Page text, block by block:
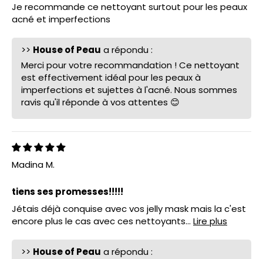
Je recommande ce nettoyant surtout pour les peaux
acné et imperfections
>> House of Peau a répondu :
Merci pour votre recommandation ! Ce nettoyant
est effectivement idéal pour les peaux à
imperfections et sujettes à l'acné. Nous sommes
ravis qu'il réponde à vos attentes 😊
Madina M.
tiens ses promesses!!!!!
Jétais déjà conquise avec vos jelly mask mais la c'est
encore plus le cas avec ces nettoyants... Lire plus
>> House of Peau a répondu :